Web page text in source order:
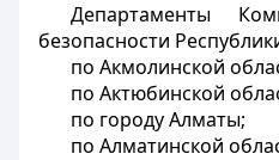
Департаменты
безопасности
по Акмолинской
по Актюбинской
по городу Алматы;
по Алматинской